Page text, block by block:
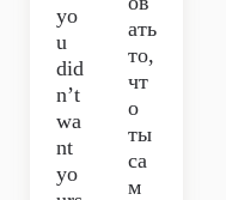
yo
u
did
n’t
wa
nt
yo
ать
то,
чт
о
ты
са
м